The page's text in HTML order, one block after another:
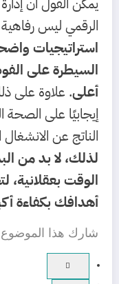
الرقمي ليس
استراتيجيات
السيطرة على
أعلى. علاوة على
إيجابيًا على
الناتج عن
لذلك، لا بد من
الوقت
أهدافك بكفاءة
شارك هذا الموضوع